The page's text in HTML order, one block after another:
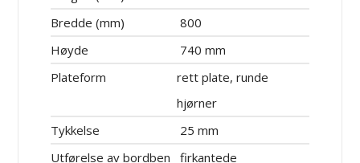
Bredde (mm)
800
Høyde
740 mm
Plateform
rett plate, runde
hjørner
Tykkelse
25 mm
Utførelse av bordben
firkantede